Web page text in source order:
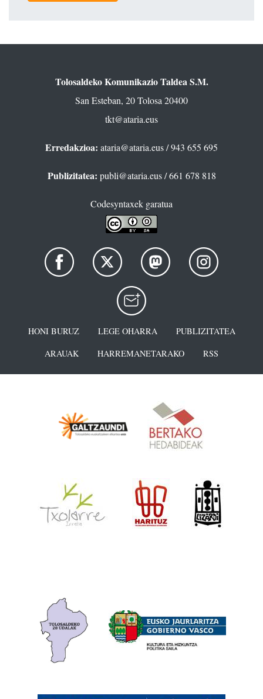
Tolosaldeko Komunikazio Taldea S.M.
San Esteban, 20 Tolosa 20400
tkt@ataria.eus
Erredakzioa: ataria@ataria.eus/ 943 655 695
Publizitatea: publi@ataria.eus/ 661 678 818
Codesyntaxek garatua
HONI BURUZ LEGE OHARRA
PUBLIZITATEA
ARAUAK
HARREMANETARAKO RSS